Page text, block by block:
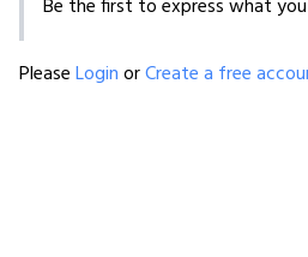
Be the first to express what
PleaseLoginorCreate a free